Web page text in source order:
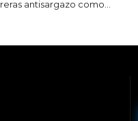
antisargazo como...